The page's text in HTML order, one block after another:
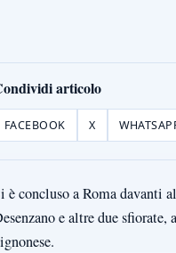
articolo
FACEBOOK X
è concluso a Roma
e altre due